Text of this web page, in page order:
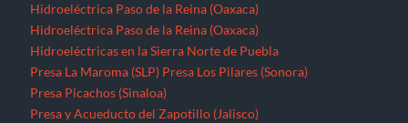
Hidroeléctrica Paso de la Reina (Oaxaca)
Hidroeléctrica Paso de la Reina (Oaxaca)
Hidroeléctricas en la Sierra Norte de Puebla
Presa La Maroma (SLP) Presa Los Pilares (Sonora)
Presa Picachos (Sinaloa)
Presa y Acueducto del Zapotillo (Jalisco)